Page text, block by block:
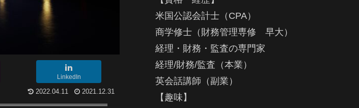
LinkedIn
2022.04.11 2021.12.31
米国公認会計士（CPA）
商学修士（財務管理専修 早大）
経理・財務・監査の専門家
経理/財務/監査（本業）
英会話講師（副業）
【趣味】